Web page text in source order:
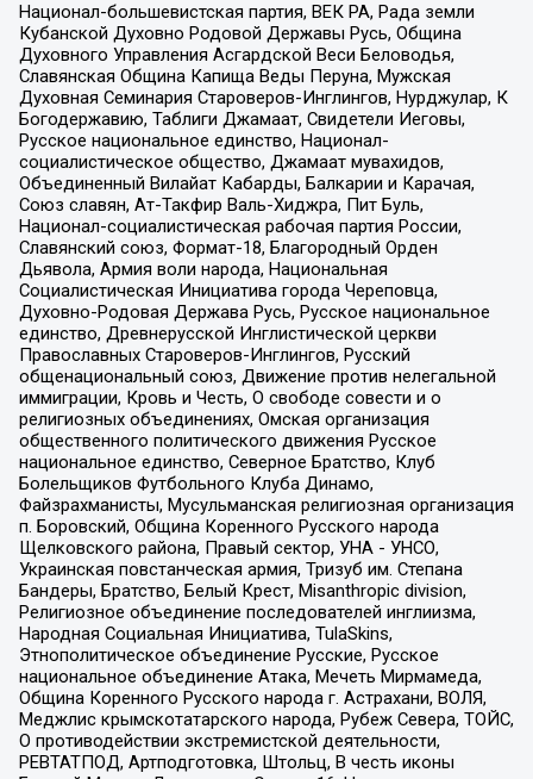
Национал-большевистская партия, ВЕК РА, Рада земли
Кубанской Духовно Родовой Державы Русь, Община
Духовного Управления Асгардской Веси Беловодья,
Славянская Община Капища Веды Перуна, Мужская
Духовная Семинария Староверов-Инглингов, Нурджулар, К
Богодержавию, Таблиги Джамаат, Свидетели Иеговы,
Русское национальное единство, Национал-
социалистическое общество, Джамаат мувахидов,
Объединенный Вилайат Кабарды, Балкарии и Карачая,
Союз славян, Ат-Такфир Валь-Хиджра, Пит Буль,
Национал-социалистическая рабочая партия России,
Славянский союз, Формат-18, Благородный Орден
Дьявола, Армия воли народа, Национальная
Социалистическая Инициатива города Череповца,
Духовно-Родовая Держава Русь, Русское национальное
единство, Древнерусской Инглистической церкви
Православных Староверов-Инглингов, Русский
общенациональный союз, Движение против нелегальной
иммиграции, Кровь и Честь, О свободе совести и о
религиозных объединениях, Омская организация
общественного политического движения Русское
национальное единство, Северное Братство, Клуб
Болельщиков Футбольного Клуба Динамо,
Файзрахманисты, Мусульманская религиозная организация
п. Боровский, Община Коренного Русского народа
Щелковского района, Правый сектор, УНА - УНСО,
Украинская повстанческая армия, Тризуб им. Степана
Бандеры, Братство, Белый Крест, Misanthropic division,
Религиозное объединение последователей инглиизма,
Народная Социальная Инициатива, TulaSkins,
Этнополитическое объединение Русские, Русское
национальное объединение Атака, Мечеть Мирмамеда,
Община Коренного Русского народа г. Астрахани, ВОЛЯ,
Меджлис крымскотатарского народа, Рубеж Севера, ТОЙС,
О противодействии экстремистской деятельности,
РЕВТАТПОД, Артподготовка, Штольц, В честь иконы